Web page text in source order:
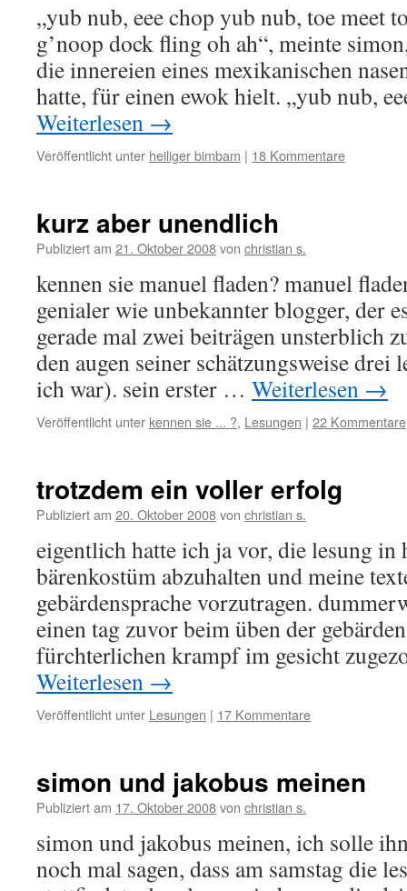
„yub nub, eee chop yub nub, toe meet
g’noop dock fling oh ah“, meinte
die innereien eines mexikanischen
hatte, für einen ewok hielt. „yub nub,
Weiterlesen →
Veröffentlicht unter heiliger bimbam | 18 Kommentare
kurz aber unendlich
Publiziert am 21. Oktober 2008von christian s.
kennen sie manuel fladen? manuel
genialer wie unbekannter blogger, der
gerade mal zwei beiträgen unsterblich
den augen seiner schätzungsweise drei
ich war). sein erster … Weiterlesen →
Veröffentlicht unter kennen sie ... ?, Lesungen | 22 Kommentare
trotzdem ein voller erfolg
Publiziert am 20. Oktober 2008von christian s.
eigentlich hatte ich ja vor, die lesung in
bärenkostüm abzuhalten und meine
gebärdensprache vorzutragen.
einen tag zuvor beim üben der
fürchterlichen krampf im gesicht
Weiterlesen →
Veröffentlicht unter Lesungen | 17 Kommentare
simon und jakobus meinen
Publiziert am 17. Oktober 2008von christian s.
simon und jakobus meinen, ich solle
noch mal sagen, dass am samstag die